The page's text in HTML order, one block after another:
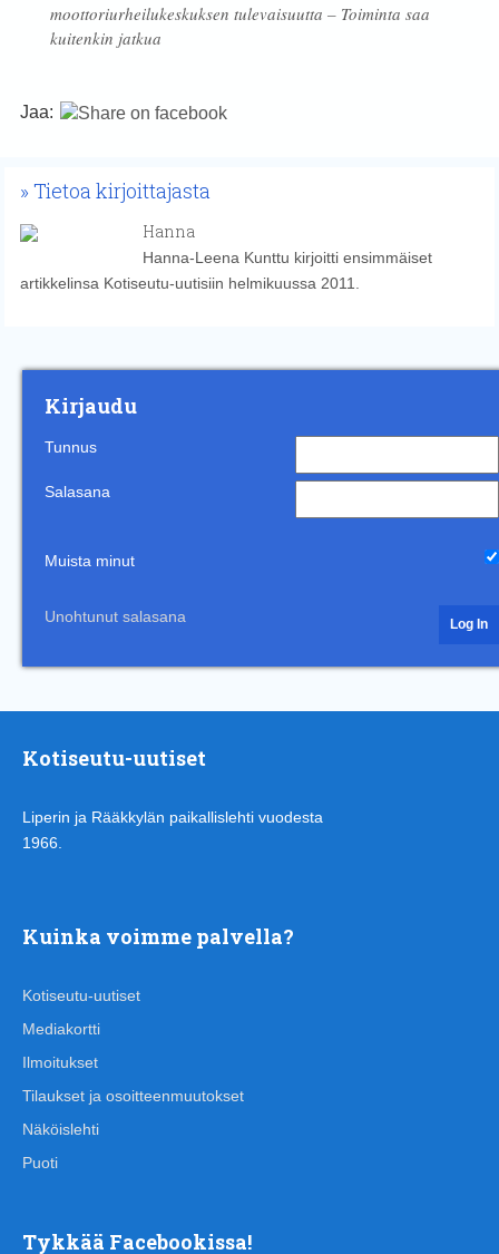
moottoriurheilukeskuksen tulevaisuutta – Toiminta saa
kuitenkin jatkua
Jaa:
Tietoa kirjoittajasta
Hanna
Hanna-Leena Kunttu kirjoitti ensimmäiset
artikkelinsa Kotiseutu-uutisiin helmikuussa 2011.
Kirjaudu
Tunnus
Salasana
Muista minut
Unohtunut salasana
Kotiseutu-uutiset
Liperin ja Rääkkylän paikallislehti vuodesta
1966.
Kuinka voimme palvella?
Kotiseutu-uutiset
Mediakortti
Ilmoitukset
Tilaukset ja osoitteenmuutokset
Näköislehti
Puoti
Tykkää Facebookissa!